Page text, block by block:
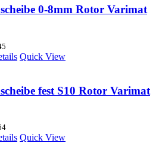
0-8mm Rotor Varimat
Quick View
fest S10 Rotor Varimat
Quick View